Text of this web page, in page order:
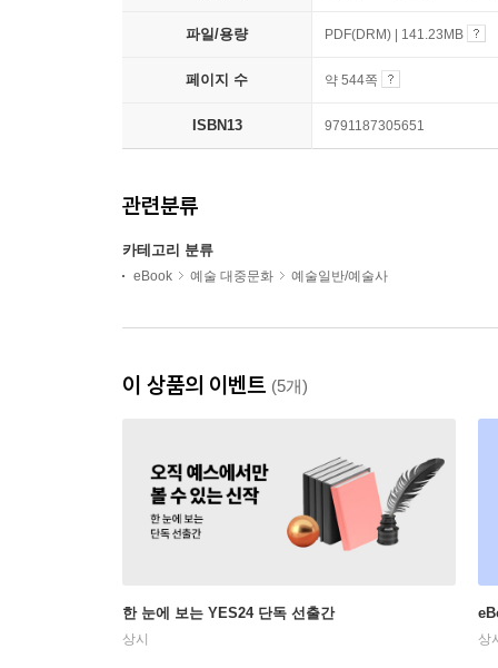
파일/용량 PDF(DRM) | 141.23MB
페이지 수 약 544쪽
ISBN13 9791187305651
관련분류
카테고리 분류
eBook 예술 대중문화 예술일반/예술사
이 상품의 이벤트 (5개)
한 눈에 보는 YES24 단독 선출간
상시 상